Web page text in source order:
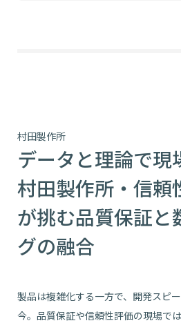
村田製作所
データと理論で現
村田製作所・信頼
が挑む品質保証と
グの融合
製品は複雑化する一方で、開発スピ
今。品質保証や信頼性評価の現場で